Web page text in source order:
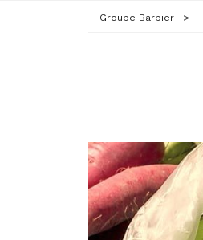
Groupe Barbier